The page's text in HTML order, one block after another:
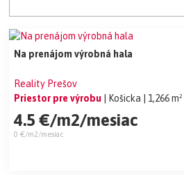
Na prenájom výrobná hala
Reality Prešov
Priestor pre výrobu
| Košicka | 1,266 m²
4.5 €/m2/mesiac
0 €/m2/mesiac